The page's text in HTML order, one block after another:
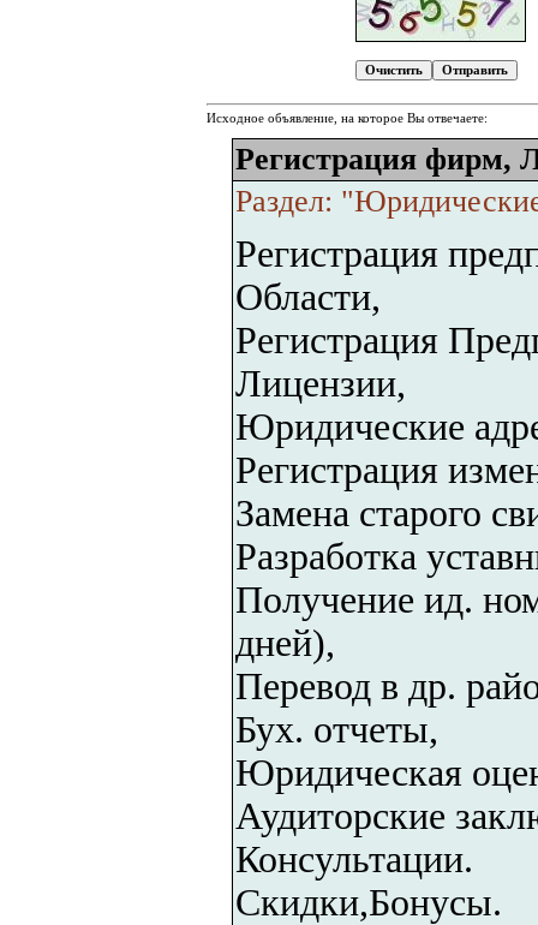
Исходное объявление, на которое Вы отвечаете:
Регистрация фирм,
Раздел:
Регистрация
Области,
Регистрация
Лицензии,
Юридические
Регистрация
Замена старого
Разработка
Получение ид.
дней),
Перевод в др.
Бух. отчеты,
Юридическая
Аудиторские
Консультации.
Скидки,Бонусы.